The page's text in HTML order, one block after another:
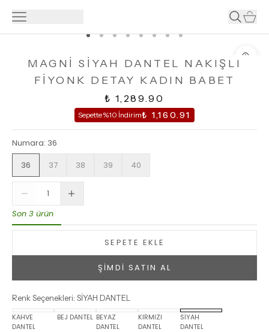
MAGNİ SİYAH DANTEL NAKIŞLI
FİYONK DETAY KADIN BABET
₺ 1,289.90
Sepette %10 İndirim₺ 1,160.91
Numara: 36
36
37 38 39 40
Son 3 ürün
SEPETE EKLE
ŞİMDİ SATIN AL
Renk Seçenekleri: SİYAH DANTEL
KAHVE
DANTEL
BEJ DANTEL BEYAZ
DANTEL
KIRMIZI
DANTEL
SİYAH
DANTEL